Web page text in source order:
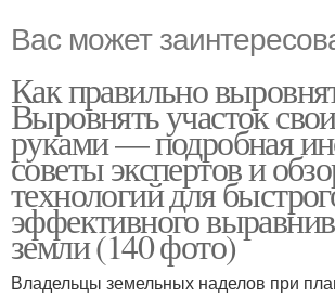
Вас может
Как правильно
Выровнять участок
руками — подробная
советы экспертов и
технологий для
эффективного
земли (140 фото)
Владельцы земельных наделов при